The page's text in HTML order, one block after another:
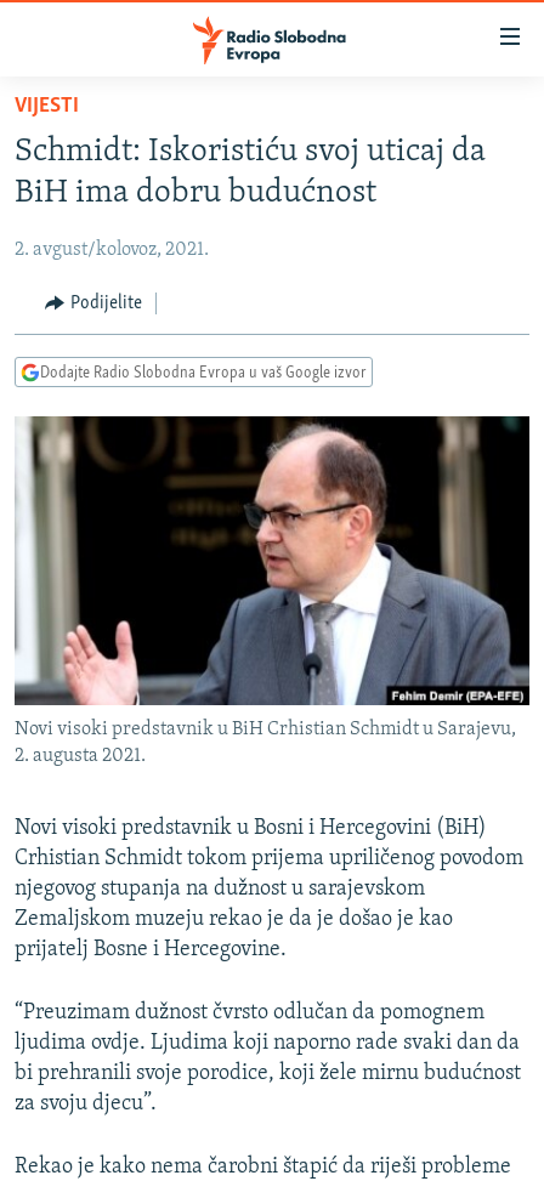
Pređite
glavni
sadržaj
na
navigaciju
Pređite
na
VIJESTI
BOSNA I HERCEGOVINA
KOSOVO
CRNA GORA
VIDEO
FOTOGALERIJE
PODCASTI
RAT U UKRAJINI
KINA NA BALKANU
RSE PRIČE IZ SVIJETA
SPECIJALI RSE
VIŠE OD NASLOVA
GENOCID U SREBRENICI
TV LIBERTY
MOJA EVROPA
TRI DECENIJE OD RATA U BIH
SVE KARTE DEJTONA
NASTANAK I RASPAD JUGOSLAVIJE
PRATITE NAS
Sve RFE/RL stranice
VIJESTI
Schmidt: Iskoristiću svoj uticaj da
BiH ima dobru budućnost
2. avgust/kolovoz, 2021.
Podijelite
Dodajte Radio Slobodna Evropa u vaš Google izvor
Novi visoki predstavnik u BiH Crhistian Schmidt u Sarajevu,
2. augusta 2021.
Novi visoki predstavnik u Bosni i Hercegovini (BiH)
Crhistian Schmidt tokom prijema upriličenog povodom
njegovog stupanja na dužnost u sarajevskom
Zemaljskom muzeju rekao je da je došao je kao
prijatelj Bosne i Hercegovine.
“Preuzimam dužnost čvrsto odlučan da pomognem
ljudima ovdje. Ljudima koji naporno rade svaki dan da
bi prehranili svoje porodice, koji žele mirnu budućnost
za svoju djecu”.
Rekao je kako nema čarobni štapić da riješi probleme